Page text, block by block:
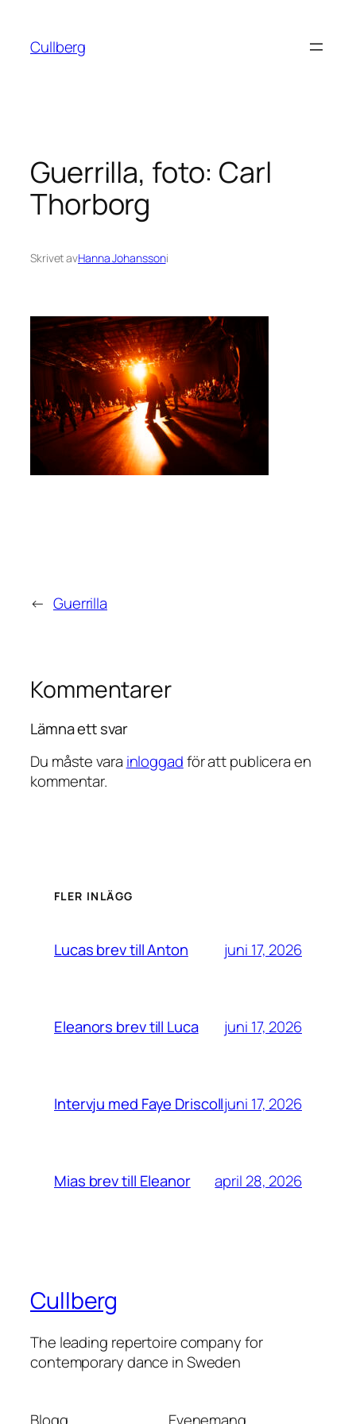
innehåll
Cullberg
Guerrilla, foto: Carl
Thorborg
Skrivet avHanna Johanssoni
← Guerrilla
Kommentarer
Lämna ett svar
Du måste vara inloggadför att publicera en
kommentar.
FLER INLÄGG
Lucas brev till Anton juni 17, 2026
Eleanors brev till Luca juni 17, 2026
Intervju med Faye Driscolljuni 17, 2026
Mias brev till Eleanor april 28, 2026
Cullberg
The leading repertoire company for
contemporary dance in Sweden